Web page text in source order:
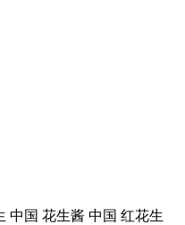
中国 花生酱 中国 红花生